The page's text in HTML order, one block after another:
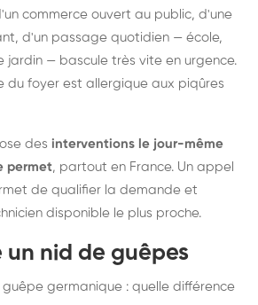
commerce ouvert au public, d'une
d'un passage quotidien — école,
jardin — bascule très vite en urgence.
du foyer est allergique aux piqûres
des interventions le jour-même
permet, partout en France. Un appel
de qualifier la demande et
disponible le plus proche.
un nid de guêpes
germanique : quelle différence